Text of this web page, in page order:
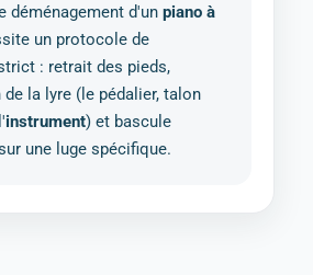
déménagement d'un piano à
un protocole de
: retrait des pieds,
la lyre (le pédalier, talon
instrument) et bascule
une luge spécifique.